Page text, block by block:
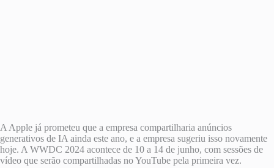
A Apple já prometeu que a empresa compartilharia anúncios
generativos de IA ainda este ano, e a empresa sugeriu isso novamente
hoje. A WWDC 2024 acontece de 10 a 14 de junho, com sessões de
vídeo que serão compartilhadas no YouTube pela primeira vez.